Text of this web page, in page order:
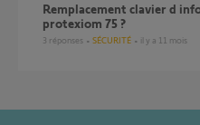
remplacement clavier d information pour une alarme
protexiom 75 ?
3 réponses SÉCURITÉ il y a 11 mois